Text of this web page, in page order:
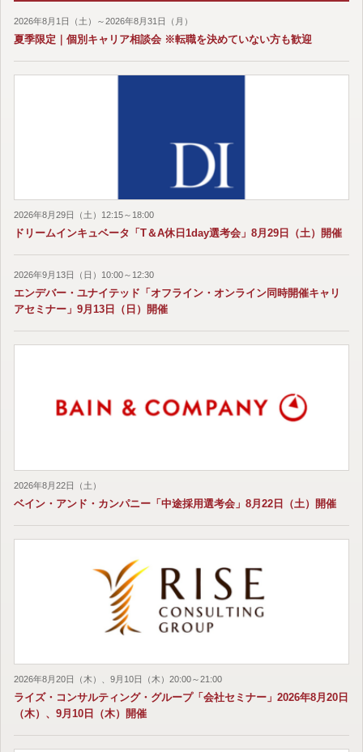
2026年8月1日（土）～2026年8月31日（月）
夏季限定｜個別キャリア相談会 ※転職を決めていない方も歓迎
2026年8月29日（土）12:15～18:00
ドリームインキュベータ「T＆A休日1day選考会」8月29日（土）開催
2026年9月13日（日）10:00～12:30
エンデバー・ユナイテッド「オフライン・オンライン同時開催キャリ
アセミナー」9月13日（日）開催
2026年8月22日（土）
ベイン・アンド・カンパニー「中途採用選考会」8月22日（土）開催
2026年8月20日（木）、9月10日（木）20:00～21:00
ライズ・コンサルティング・グループ「会社セミナー」2026年8月20日
（木）、9月10日（木）開催